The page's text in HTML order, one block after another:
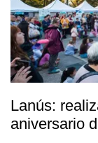
Lanús:
aniversario